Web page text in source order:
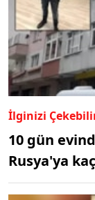
İlginizi
10 gün
Rusya'ya